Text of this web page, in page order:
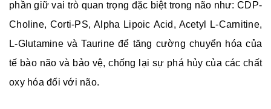
phần giữ vai trò quan trọng đặc biệt trong não như: CDP-
Choline, Corti-PS, Alpha Lipoic Acid, Acetyl L-Carnitine,
L-Glutamine và Taurine để tăng cường chuyển hóa của
tế bào não và bảo vệ, chống lại sự phá hủy của các chất
oxy hóa đối với não.